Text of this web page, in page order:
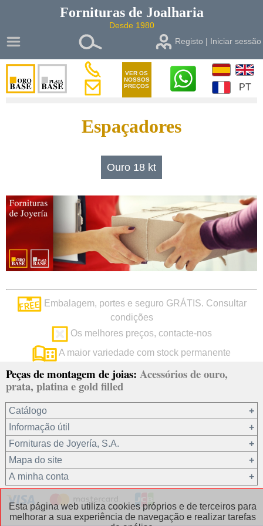
Fornituras de Joalharia
Desde 1980
Registo | Iniciar sessão
VER OS
NOSSOS
PREÇOS
PT
Espaçadores
Ouro 18 kt
Embalagem, portes e seguro GRÁTIS. Consultar
condições
Os melhores preços, contacte-nos
A maior variedade com stock permanente
Peças de montagem de joias: Acessórios de ouro,
prata, platina e gold filled
Catálogo
Ouro 18 kt
Ouro 9 kt
Platina 22.8 kt
Prata 925
Outros materiais
Informação útil
Fornituras de Joyería, S.A.
Quem somos?
condições de venda
Política de cookies
Mapa do site
A minha conta
Recuperar password
Esta página web utiliza cookies próprios e de terceiros para
melhorar a sua experiência de navegação e realizar tarefas